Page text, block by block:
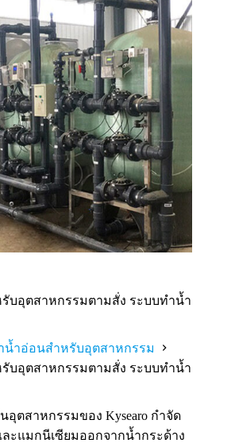
บอุตสาหกรรมตามสั่ง ระบบทำน้ำ
ำอ่อนสำหรับอุตสาหกรรม
บอุตสาหกรรมตามสั่ง ระบบทำน้ำ
ตสาหกรรมของ Kysearo กำจัด
ะแมกนีเซียมออกจากน้ำกระด้าง